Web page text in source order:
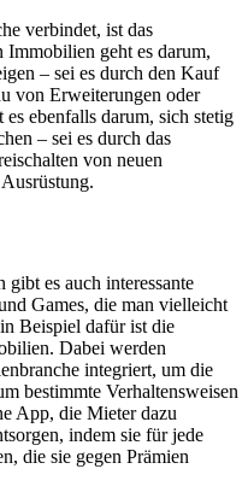
verbindet, ist das
Immobilien geht es darum,
– sei es durch den Kauf
von Erweiterungen oder
ebenfalls darum, sich stetig
– sei es durch das
von neuen
es auch interessante
Games, die man vielleicht
Beispiel dafür ist die
Dabei werden
integriert, um die
bestimmte Verhaltensweisen
App, die Mieter dazu
indem sie für jede
die sie gegen Prämien